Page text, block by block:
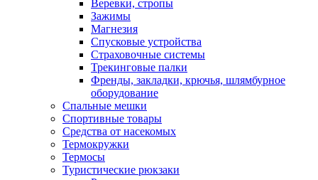
Веревки, стропы
Зажимы
Магнезия
Спусковые устройства
Страховочные системы
Трекинговые палки
Френды, закладки, крючья, шлямбурное
оборудование
Спальные мешки
Спортивные товары
Средства от насекомых
Термокружки
Термосы
Туристические рюкзаки